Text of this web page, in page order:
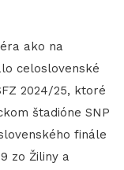
ako na
celoslovenské
2024/25, ktoré
štadióne SNP
finále
zo Žiliny a